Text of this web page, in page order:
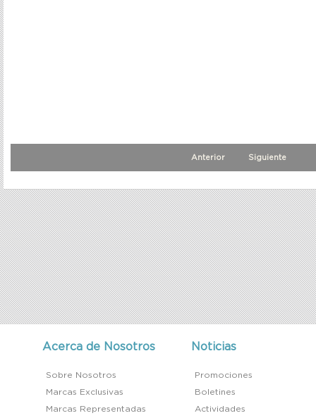
Anterior Siguiente
Acerca de Nosotros
Sobre Nosotros
Marcas Exclusivas
Marcas Representadas
Noticias
Promociones
Boletines
Actividades